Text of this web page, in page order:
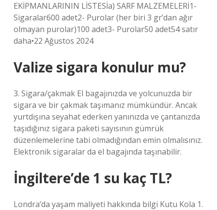
EKİPMANLARININ LİSTESİa) SARF MALZEMELERİ1-
Sigaralar600 adet2- Purolar (her biri 3 gr’dan ağır
olmayan purolar)100 adet3- Purolar50 adet54 satır
daha•22 Ağustos 2024
Valize sigara konulur mu?
3. Sigara/çakmak El bagajınızda ve yolcunuzda bir
sigara ve bir çakmak taşımanız mümkündür. Ancak
yurtdışına seyahat ederken yanınızda ve çantanızda
taşıdığınız sigara paketi sayısının gümrük
düzenlemelerine tabi olmadığından emin olmalısınız.
Elektronik sigaralar da el bagajında ​​taşınabilir.
İngiltere’de 1 su kaç TL?
Londra’da yaşam maliyeti hakkında bilgi Kutu Kola 1.